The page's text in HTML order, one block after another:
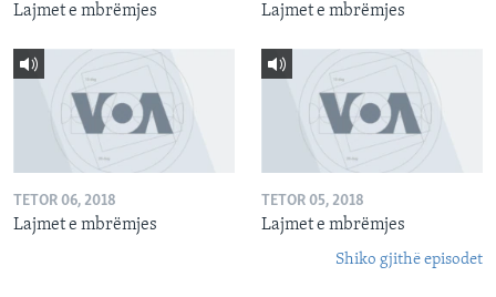
Lajmet e mbrëmjes Lajmet e mbrëmjes
TETOR 06, 2018
Lajmet e mbrëmjes
TETOR 05, 2018
Lajmet e mbrëmjes
Shiko gjithë episodet